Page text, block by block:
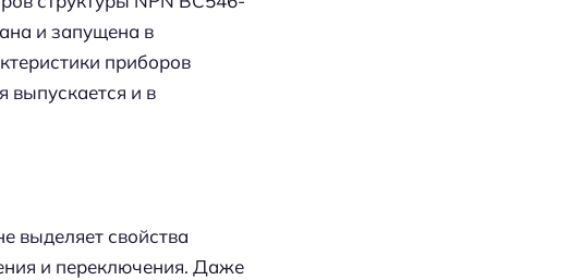
и запущена в
приборов
выпускается и в
выделяет свойства
и переключения. Даже